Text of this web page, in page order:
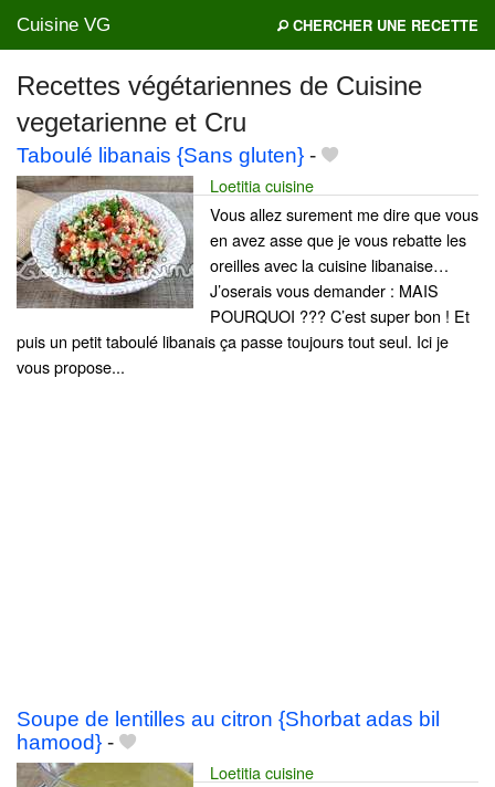
Cuisine VG CHERCHER UNE RECETTE
Mes blogs préférés
Recettes végétariennes de Cuisine
vegetarienne et Cru
Taboulé libanais {Sans gluten} -
Loetitia cuisine
Vous allez surement me dire que vous
en avez asse que je vous rebatte les
oreilles avec la cuisine libanaise…
J’oserais vous demander : MAIS
POURQUOI ??? C’est super bon ! Et
puis un petit taboulé libanais ça passe toujours tout seul. Ici je
vous propose...
Soupe de lentilles au citron {Shorbat adas bil
hamood} -
Loetitia cuisine